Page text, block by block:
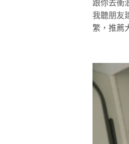
跟你去衝
我聽朋友
繁，推薦